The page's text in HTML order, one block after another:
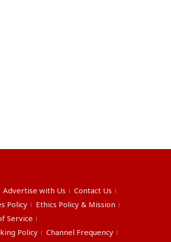
Advertise with Us
Contact Us
Policy
Ethics Policy & Mission
Service
Policy
Channel Frequency